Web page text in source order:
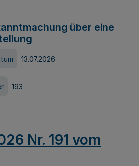
über eine
13.07.2026
193
Nr. 191 vom